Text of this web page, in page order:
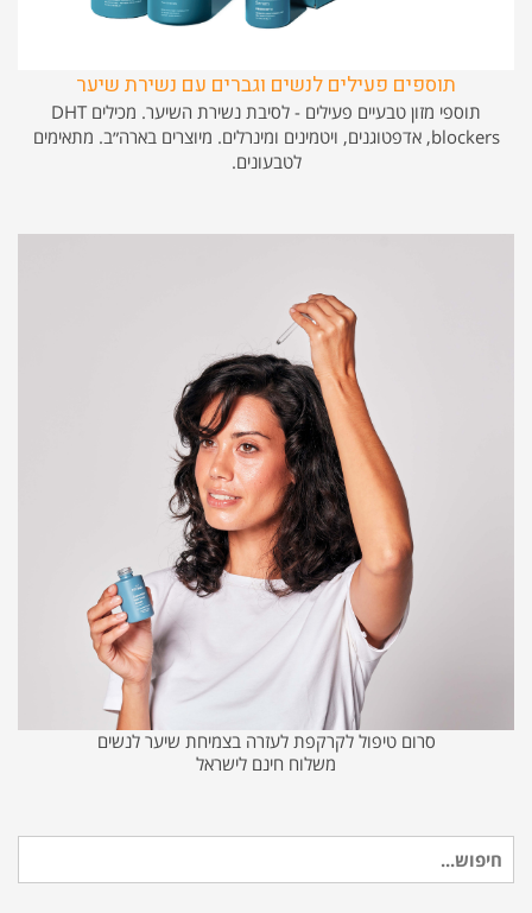
תוספים פעילים לנשים וגברים עם נשירת שיער
תוספי מזון טבעיים פעילים - לסיבת נשירת השיער. מכילים DHT
blockers, אדפטוגנים, ויטמינים ומינרלים. מיוצרים בארה״ב. מתאימים
לטבעונים.
סרום טיפול לקרקפת לעזרה בצמיחת שיער לנשים
משלוח חינם לישראל
עבור: